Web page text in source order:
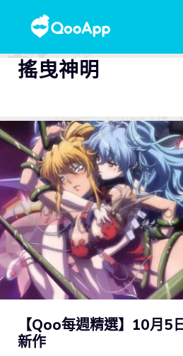
搖曳神明
【Qoo每週精選】10月5
新作